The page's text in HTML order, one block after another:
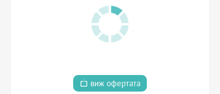
виж офертата